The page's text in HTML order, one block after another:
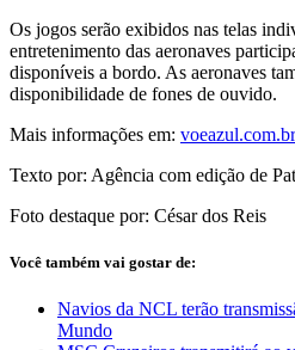
Os jogos serão exibidos nas telas
entretenimento das aeronaves
disponíveis a bordo. As aeronaves
disponibilidade de fones de ouvido.
Mais informações em: voeazul.com.br
Texto por: Agência com edição de
Foto destaque por: César dos Reis
Você também vai gostar de:
Navios da NCL terão
Mundo